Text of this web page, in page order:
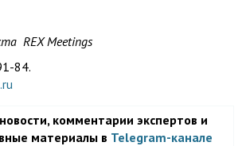
REX Meetings
84.
комментарии экспертов и
материалы в Telegram-канале